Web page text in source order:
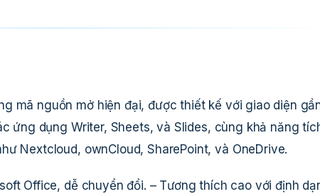
mã nguồn mở hiện đại, được thiết kế với giao diện
ứng dụng Writer, Sheets, và Slides, cùng khả năng
Nextcloud, ownCloud, SharePoint, và OneDrive.
Office, dễ chuyển đổi. – Tương thích cao với định